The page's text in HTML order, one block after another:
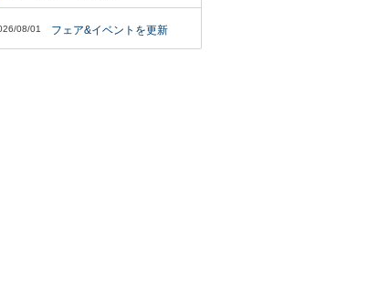
08/01 フェア&イベントを更新